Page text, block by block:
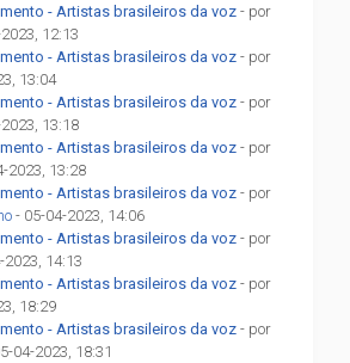
- Artistas brasileiros da voz - por
12:13
- Artistas brasileiros da voz - por
13:04
- Artistas brasileiros da voz - por
13:18
- Artistas brasileiros da voz - por
2023, 13:28
- Artistas brasileiros da voz - por
- 05-04-2023, 14:06
- Artistas brasileiros da voz - por
2023, 14:13
- Artistas brasileiros da voz - por
18:29
- Artistas brasileiros da voz - por
04-2023, 18:31